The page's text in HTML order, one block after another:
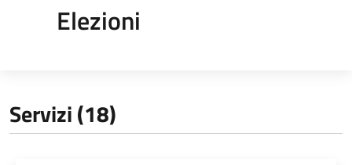
Elezioni
Servizi (18)